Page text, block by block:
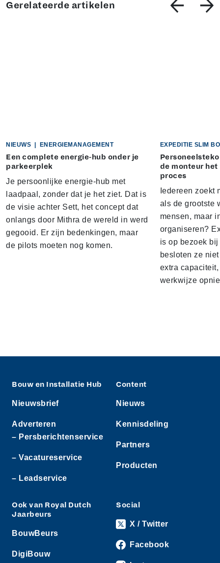
Gerelateerde artikelen
NIEUWS ENERGIEMANAGEMENT
Een complete energie-hub onder je
parkeerplek
Je persoonlijke energie-hub met
laadpaal, zonder dat je het ziet. Dat is
de visie achter Sett, het concept dat
onlangs door Mithra de wereld in werd
gegooid. Er zijn bedenkingen, maar
de pilots moeten nog komen.
EXPEDITIE SLIM
de monteur
proces
Iedereen zoekt
als de grootste
mensen, maar
organiseren?
is op bezoek
besloten ze
extra
werkwijze
Bouw en Installatie Hub
Nieuwsbrief
Adverteren
– Persberichtenservice
– Vacatureservice
– Leadservice
Content
Nieuws
Kennisdeling
Partners
Producten
Ook van Royal Dutch
Jaarbeurs
BouwBeurs
DigiBouw
Social
X / Twitter
Facebook